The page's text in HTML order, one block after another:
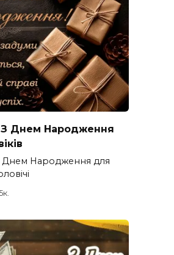
З Днем Народження
Днем Народження для